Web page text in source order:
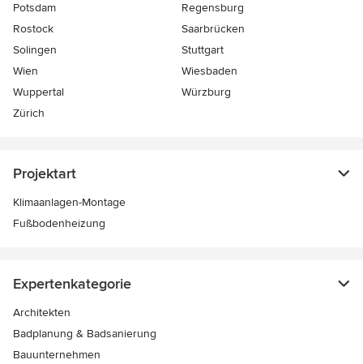
Potsdam
Regensburg
Rostock
Saarbrücken
Solingen
Stuttgart
Wien
Wiesbaden
Wuppertal
Würzburg
Zürich
Projektart
Klimaanlagen-Montage
Fußbodenheizung
Expertenkategorie
Architekten
Badplanung & Badsanierung
Bauunternehmen